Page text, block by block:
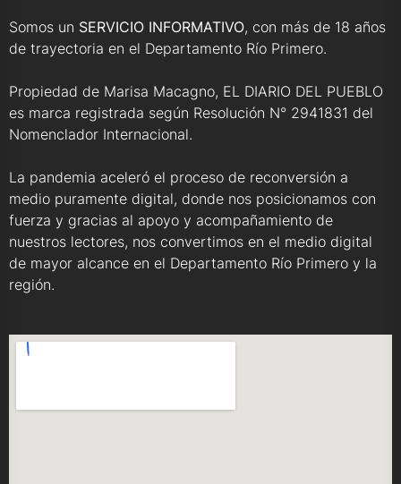
Somos un SERVICIO INFORMATIVO, con más de 18 años
de trayectoria en el Departamento Río Primero.
Propiedad de Marisa Macagno, EL DIARIO DEL PUEBLO
es marca registrada según Resolución N° 2941831 del
Nomenclador Internacional.
La pandemia aceleró el proceso de reconversión a
medio puramente digital, donde nos posicionamos con
fuerza y gracias al apoyo y acompañamiento de
nuestros lectores, nos convertimos en el medio digital
de mayor alcance en el Departamento Río Primero y la
región.